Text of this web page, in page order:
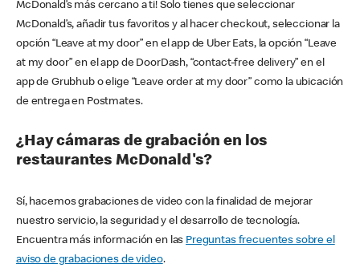
McDonald’s más cercano a ti! Solo tienes que seleccionar
McDonald’s, añadir tus favoritos y al hacer checkout, seleccionar la
opción “Leave at my door” en el app de Uber Eats, la opción “Leave
at my door” en el app de DoorDash, “contact-free delivery” en el
app de Grubhub o elige “Leave order at my door” como la ubicación
de entrega en Postmates.
¿Hay cámaras de grabación en los
restaurantes McDonald's?
Sí, hacemos grabaciones de video con la finalidad de mejorar
nuestro servicio, la seguridad y el desarrollo de tecnología.
Encuentra más información en las Preguntas frecuentes sobre el
aviso de grabaciones de video.